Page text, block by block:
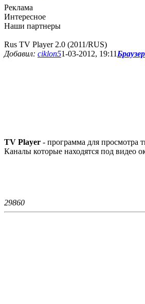
Реклама
Интересное
Наши партнеры
Rus TV Player 2.0 (2011/RUS)
Добавил: ciklon51-03-2012, 19:11
TV Player - программа для просмотра
Каналы которые находятся под видео
29860